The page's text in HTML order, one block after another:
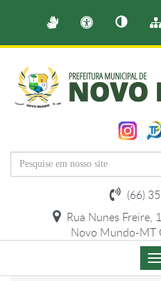
(66)
Rua Nunes Freire,
Novo Mundo-MT